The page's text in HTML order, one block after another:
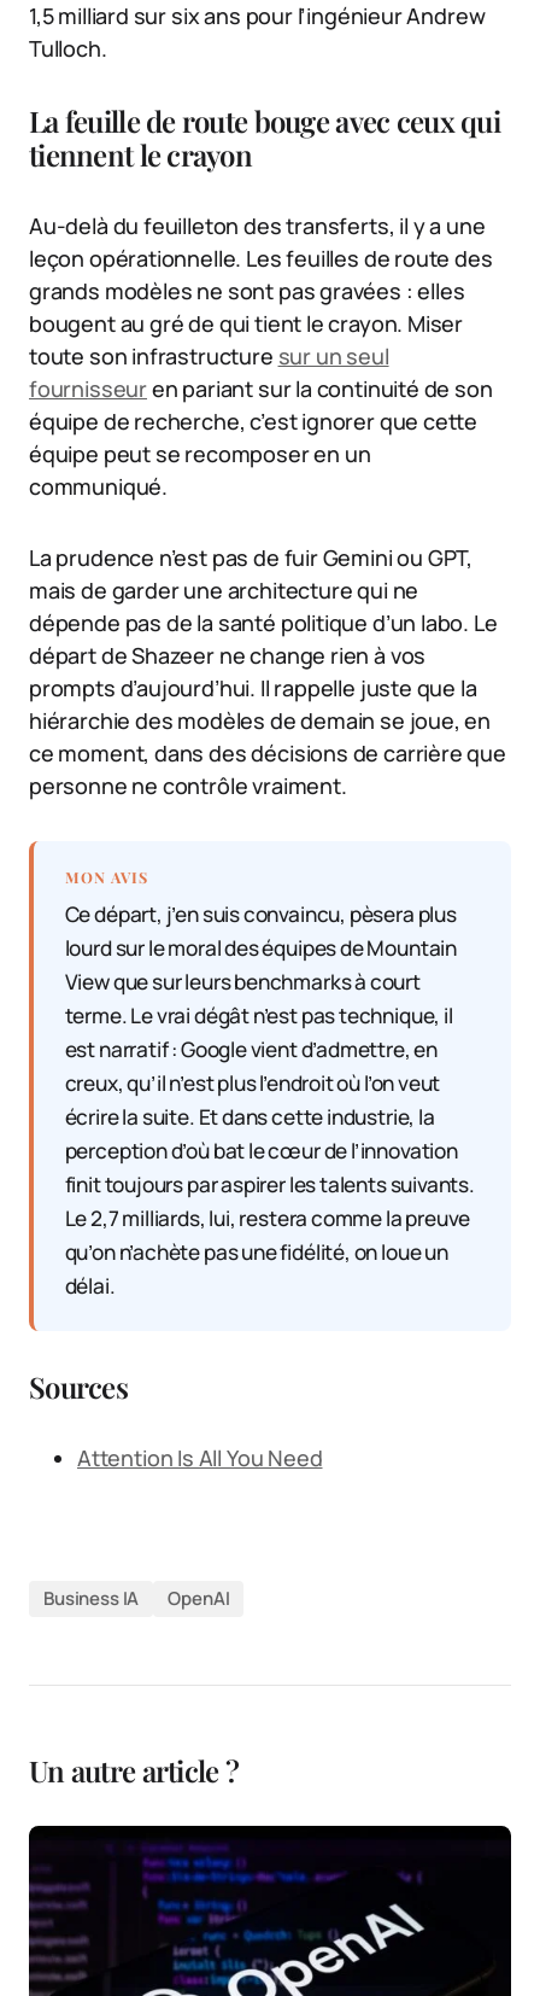
1,5 milliard sur six ans pour l’ingénieur Andrew
Tulloch.
La feuille de route bouge avec ceux qui
tiennent le crayon
Au-delà du feuilleton des transferts, il y a une
leçon opérationnelle. Les feuilles de route des
grands modèles ne sont pas gravées : elles
bougent au gré de qui tient le crayon. Miser
toute son infrastructure sur un seul
fournisseuren pariant sur la continuité de son
équipe de recherche, c’est ignorer que cette
équipe peut se recomposer en un
communiqué.
La prudence n’est pas de fuir Gemini ou GPT,
mais de garder une architecture qui ne
dépende pas de la santé politique d’un labo. Le
départ de Shazeer ne change rien à vos
prompts d’aujourd’hui. Il rappelle juste que la
hiérarchie des modèles de demain se joue, en
ce moment, dans des décisions de carrière que
personne ne contrôle vraiment.
MON AVIS
Ce départ, j’en suis convaincu, pèsera plus
lourd sur le moral des équipes de Mountain
View que sur leurs benchmarks à court
terme. Le vrai dégât n’est pas technique, il
est narratif : Google vient d’admettre, en
creux, qu’il n’est plus l’endroit où l’on veut
écrire la suite. Et dans cette industrie, la
perception d’où bat le cœur de l’innovation
finit toujours par aspirer les talents suivants.
Le 2,7 milliards, lui, restera comme la preuve
qu’on n’achète pas une fidélité, on loue un
délai.
Sources
Attention Is All You Need
Business IA OpenAI
Un autre article ?